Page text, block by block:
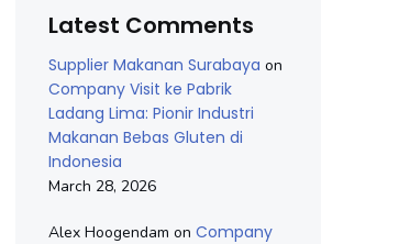
Latest Comments
Supplier Makanan Surabaya on
Company Visit ke Pabrik
Ladang Lima: Pionir Industri
Makanan Bebas Gluten di
Indonesia
March 28, 2026
Alex Hoogendam on Company